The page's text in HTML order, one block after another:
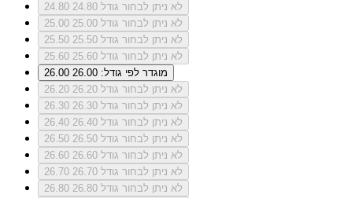
24.80
לא ניתן לבחור גודל 24.80
25.00
לא ניתן לבחור גודל 25.00
25.50
לא ניתן לבחור גודל 25.50
25.60
לא ניתן לבחור גודל 25.60
26.00
מוגדר לפי גודל: 26.00
26.20
לא ניתן לבחור גודל 26.20
26.30
לא ניתן לבחור גודל 26.30
26.40
לא ניתן לבחור גודל 26.40
26.50
לא ניתן לבחור גודל 26.50
26.60
לא ניתן לבחור גודל 26.60
26.70
לא ניתן לבחור גודל 26.70
26.80
לא ניתן לבחור גודל 26.80